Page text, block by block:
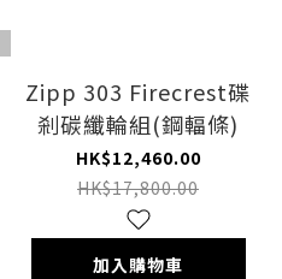
Zipp 303 Firecrest碟
剎碳纖輪組(鋼輻條)
HK$12,460.00
HK$17,800.00
加入購物車